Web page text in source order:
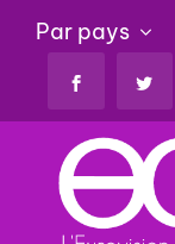
Par pays